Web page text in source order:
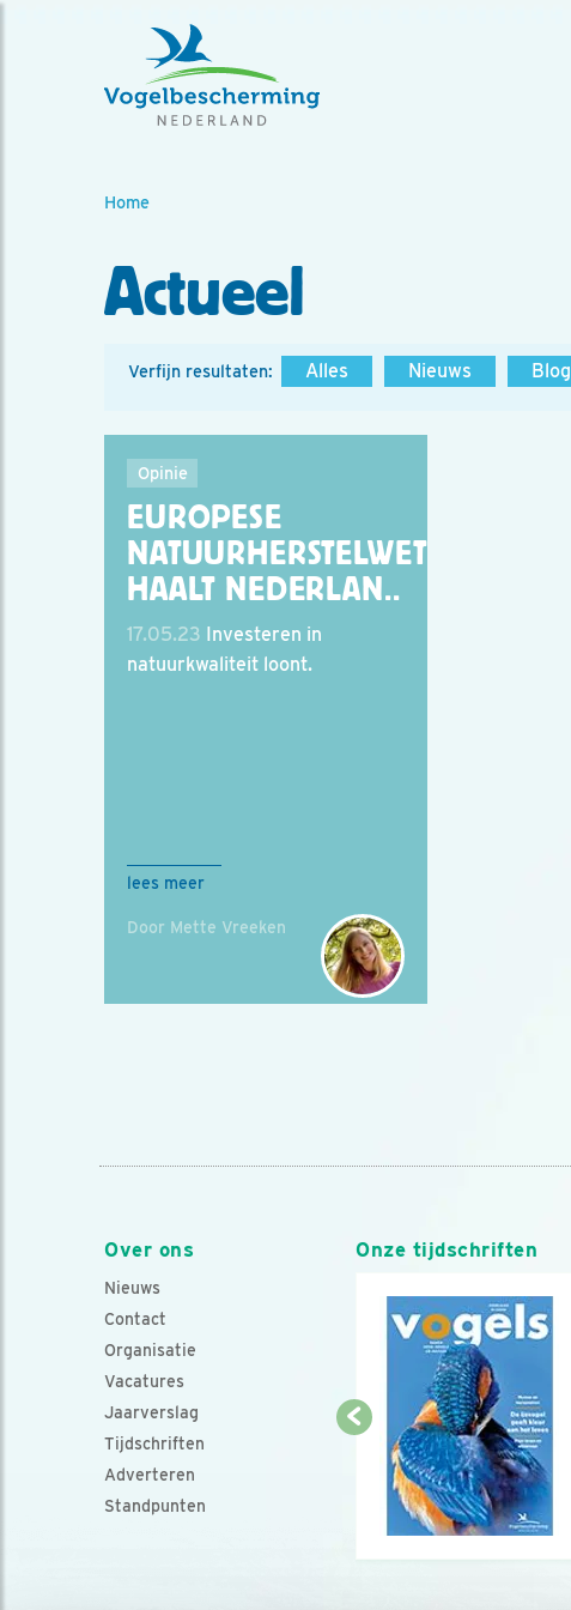
Home
Actueel
Verfijn resultaten: Alles Nieuws Blog
Opinie
EUROPESE
NATUURHERSTELWET
HAALT NEDERLAN..
17.05.23 Investeren in
natuurkwaliteit loont.
lees meer
Door Mette Vreeken
Over ons
Nieuws
Contact
Organisatie
Vacatures
Jaarverslag
Tijdschriften
Adverteren
Standpunten
Onze tijdschriften